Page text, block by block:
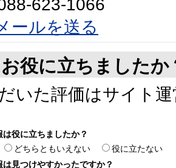
623-1066
ールを送る
役に立ちましたか
いた評価はサイト
役に立ちましたか？
どちらともいえない
役に立たない
見つけやすかったですか？